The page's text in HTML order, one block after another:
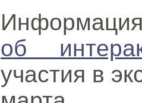
об
участия в